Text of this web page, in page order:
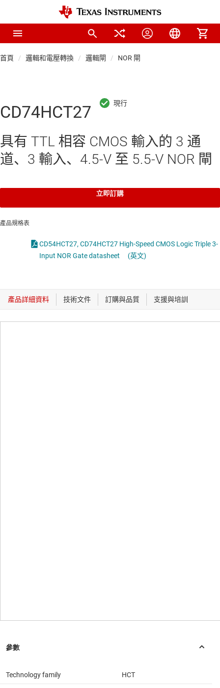
首頁 邏輯和電壓轉換 邏輯閘 NOR 閘
CD74HCT27
具有 TTL 相容 CMOS 輸入的 3 通
道、3 輸入、4.5-V 至 5.5-V NOR 閘
立即訂購
產品規格表
CD54HCT27, CD74HCT27 High-Speed CMOS Logic Triple 3-
Input NOR Gate datasheet
(英文)
Technology family HCT